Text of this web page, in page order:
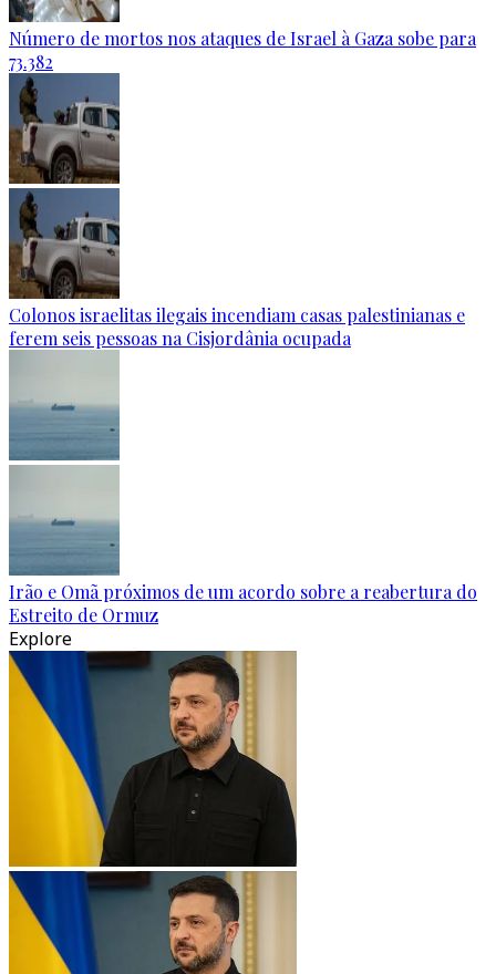
Número de mortos nos ataques de Israel à Gaza sobe para
73.382
Colonos israelitas ilegais incendiam casas palestinianas e
ferem seis pessoas na Cisjordânia ocupada
Irão e Omã próximos de um acordo sobre a reabertura do
Estreito de Ormuz
Explore